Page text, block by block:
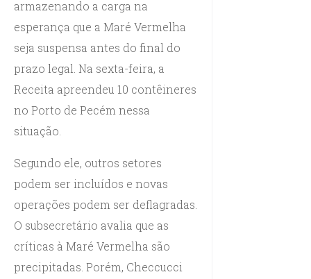
armazenando a carga na
esperança que a Maré Vermelha
seja suspensa antes do final do
prazo legal. Na sexta-feira, a
Receita apreendeu 10 contêineres
no Porto de Pecém nessa
situação.
Segundo ele, outros setores
podem ser incluídos e novas
operações podem ser deflagradas.
O subsecretário avalia que as
críticas à Maré Vermelha são
precipitadas. Porém, Checcucci